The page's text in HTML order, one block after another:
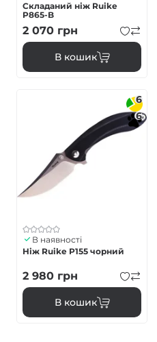
Складаний ніж Ruike
P865-B
2 070 грн
В кошик
6
6
В наявності
Ніж Ruike P155 чорний
2 980 грн
В кошик